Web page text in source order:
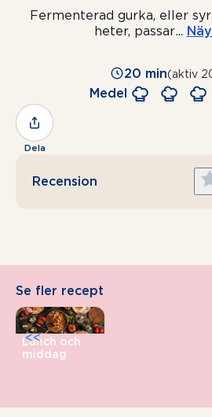
Fermenterad gurka, eller
heter, passar...
20 min(aktiv
Medel
Dela
Recension
1
Se fler recept
Lunch och
middag
<<